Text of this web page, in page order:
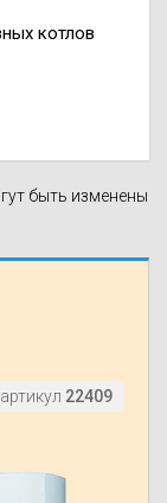
артикул 22409
котлов
быть изменены